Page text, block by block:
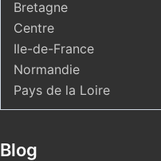
Bretagne
Centre
Ile-de-France
Normandie
Pays de la Loire
Blog